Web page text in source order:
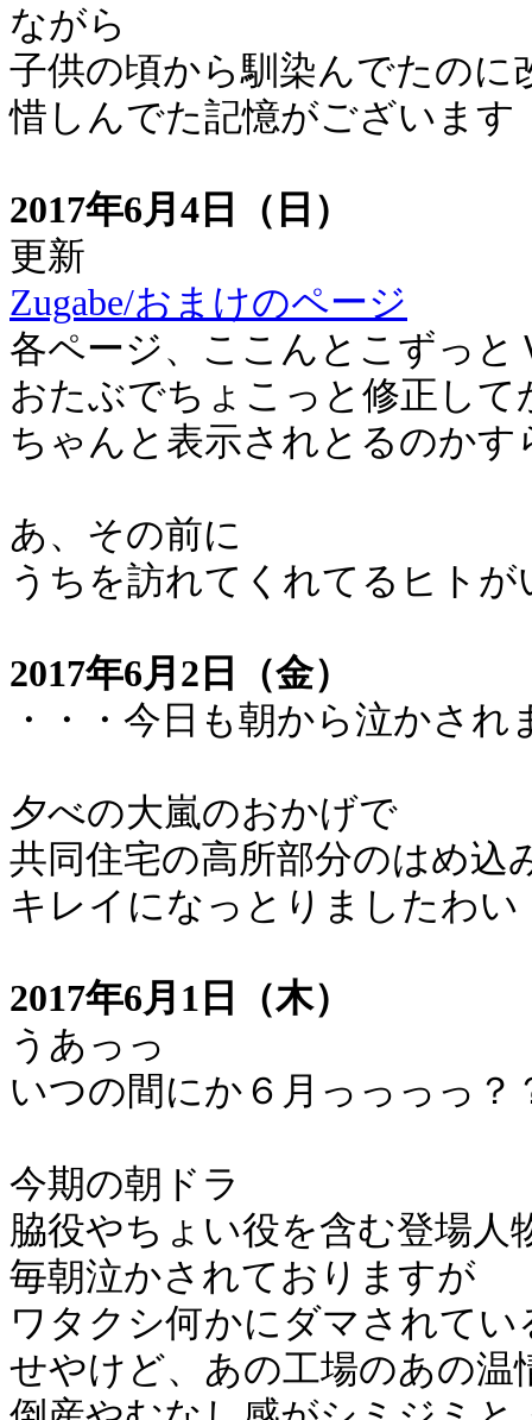
ながら
子供の頃から馴染んでたの
惜しんでた記憶がございます
2017年6月4日（日）
更新
Zugabe/おまけのページ
各ページ、ここんとこずっと
おたぶでちょこっと修正し
ちゃんと表示されとるのかす
あ、その前に
うちを訪れてくれてるヒト
2017年6月2日（金）
・・・今日も朝から泣かされ
夕べの大嵐のおかげで
共同住宅の高所部分のはめ込
キレイになっとりましたわい
2017年6月1日（木）
うあっっ
いつの間にか６月っっっっ？
今期の朝ドラ
脇役やちょい役を含む登場
毎朝泣かされておりますが
ワタクシ何かにダマされて
せやけど、あの工場のあの温